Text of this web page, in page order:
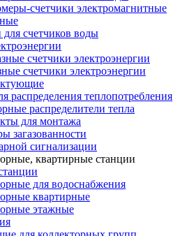
счетчики электромагнитные
счетчиков воды
счетчики электроэнергии
счетчики электроэнергии
распределения теплопотребления
распределители тепла
для монтажа
загазованности
сигнализации
квартирные станции
для водоснабжения
квартирные
этажные